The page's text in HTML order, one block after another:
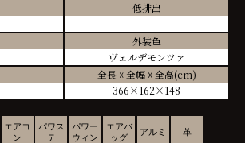
低排出
-
外装色
ヴェルデモンツァ
全長 ☓ 全幅 ☓ 全高(cm)
366×162×148
エアコ
ン
パワス
テ
パワー
ウィン
エアバ
ッグ
アルミ 革